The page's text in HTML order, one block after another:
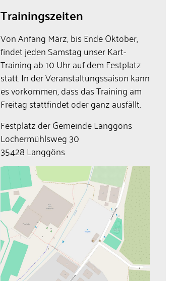
Trainingszeiten
Von Anfang März, bis Ende Oktober,
findet jeden Samstag unser Kart-
Training ab 10 Uhr auf dem Festplatz
statt. In der Veranstaltungssaison kann
es vorkommen, dass das Training am
Freitag stattfindet oder ganz ausfällt.
Festplatz der Gemeinde Langgöns
Lochermühlsweg 30
35428 Langgöns